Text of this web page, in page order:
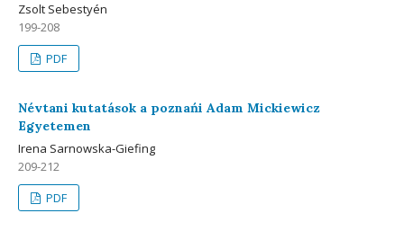
Zsolt Sebestyén
199-208
PDF
Névtani kutatások a poznańi Adam Mickiewicz
Egyetemen
Irena Sarnowska-Giefing
209-212
PDF